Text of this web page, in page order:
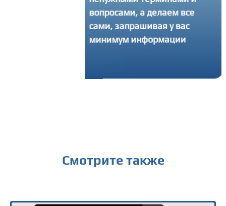
интересующий вопрос или
получить консультацию
Смотрите также